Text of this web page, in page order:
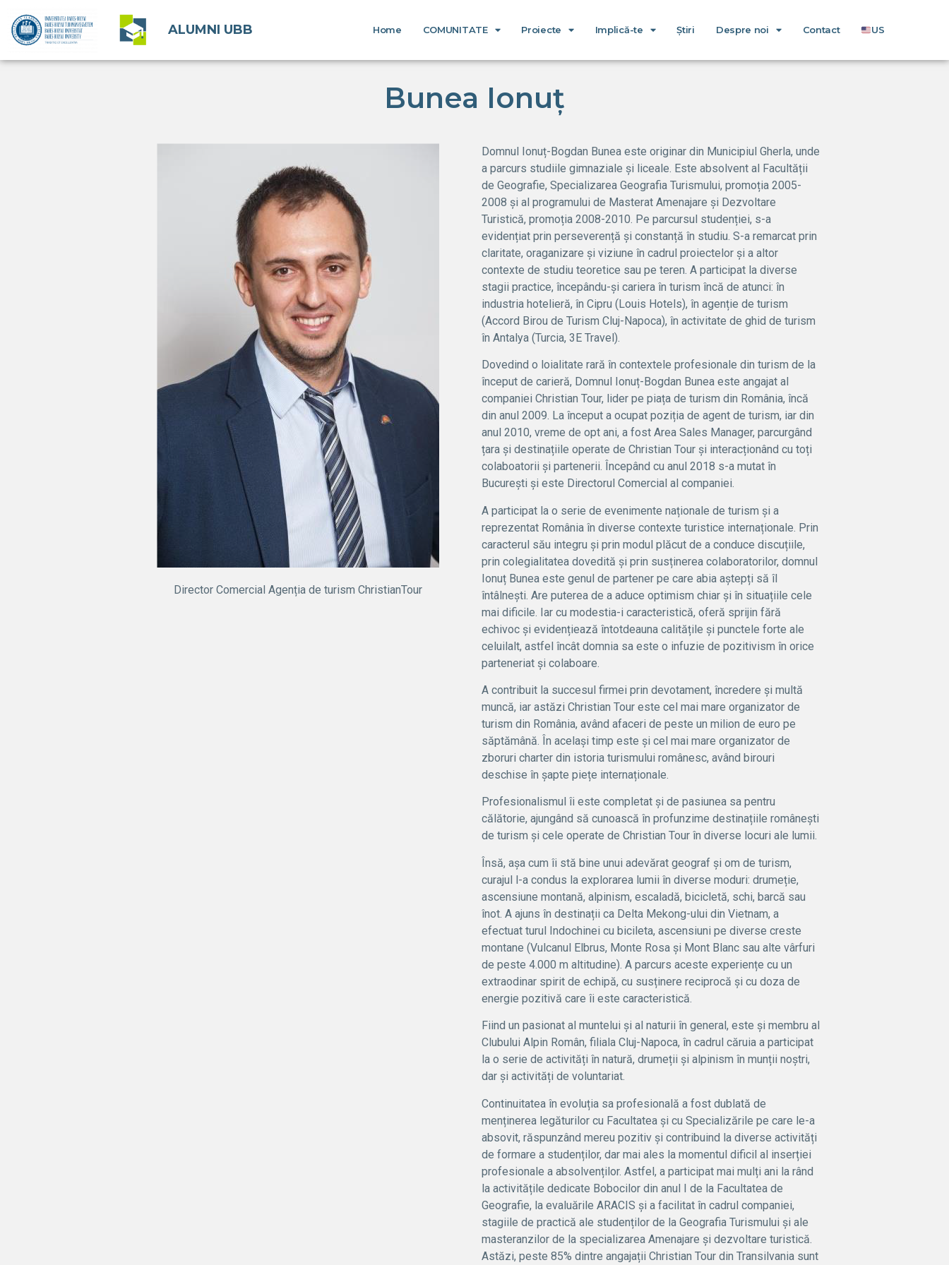
ALUMNI UBB Home COMUNITATE Proiecte Implică-te Știri Despre noi Contact US
Bunea Ionuț
Director Comercial Agenția de turism ChristianTour
Domnul Ionuț-Bogdan Bunea este originar din Municipiul Gherla, unde
a parcurs studiile gimnaziale și liceale. Este absolvent al Facultății
de Geografie, Specializarea Geografia Turismului, promoția 2005-
2008 și al programului de Masterat Amenajare și Dezvoltare
Turistică, promoția 2008-2010. Pe parcursul studenției, s-a
evidențiat prin perseverență și constanță în studiu. S-a remarcat prin
claritate, oraganizare și viziune în cadrul proiectelor și a altor
contexte de studiu teoretice sau pe teren. A participat la diverse
stagii practice, începându-și cariera în turism încă de atunci: în
industria hotelieră, în Cipru (Louis Hotels), în agenție de turism
(Accord Birou de Turism Cluj-Napoca), în activitate de ghid de turism
în Antalya (Turcia, 3E Travel).
Dovedind o loialitate rară în contextele profesionale din turism de la
început de carieră, Domnul Ionuț-Bogdan Bunea este angajat al
companiei Christian Tour, lider pe piața de turism din România, încă
din anul 2009. La început a ocupat poziția de agent de turism, iar din
anul 2010, vreme de opt ani, a fost Area Sales Manager, parcurgând
țara și destinațiile operate de Christian Tour și interacționând cu toți
colaboatorii și partenerii. Începând cu anul 2018 s-a mutat în
București și este Directorul Comercial al companiei.
A participat la o serie de evenimente naționale de turism și a
reprezentat România în diverse contexte turistice internaționale. Prin
caracterul său integru și prin modul plăcut de a conduce discuțiile,
prin colegialitatea dovedită și prin susținerea colaboratorilor, domnul
Ionuț Bunea este genul de partener pe care abia aștepți să îl
întâlnești. Are puterea de a aduce optimism chiar și în situațiile cele
mai dificile. Iar cu modestia-i caracteristică, oferă sprijin fără
echivoc și evidențiează întotdeauna calitățile și punctele forte ale
celuilalt, astfel încât domnia sa este o infuzie de pozitivism în orice
parteneriat și colaboare.
A contribuit la succesul firmei prin devotament, încredere și multă
muncă, iar astăzi Christian Tour este cel mai mare organizator de
turism din România, având afaceri de peste un milion de euro pe
săptămână. În același timp este și cel mai mare organizator de
zboruri charter din istoria turismului românesc, având birouri
deschise în șapte piețe internaționale.
Profesionalismul îi este completat și de pasiunea sa pentru
călătorie, ajungând să cunoască în profunzime destinațiile românești
de turism și cele operate de Christian Tour în diverse locuri ale lumii.
Însă, așa cum îi stă bine unui adevărat geograf și om de turism,
curajul l-a condus la explorarea lumii în diverse moduri: drumeție,
ascensiune montană, alpinism, escaladă, bicicletă, schi, barcă sau
înot. A ajuns în destinații ca Delta Mekong-ului din Vietnam, a
efectuat turul Indochinei cu bicileta, ascensiuni pe diverse creste
montane (Vulcanul Elbrus, Monte Rosa și Mont Blanc sau alte vârfuri
de peste 4.000 m altitudine). A parcurs aceste experiențe cu un
extraodinar spirit de echipă, cu susținere reciprocă și cu doza de
energie pozitivă care îi este caracteristică.
Fiind un pasionat al muntelui și al naturii în general, este și membru al
Clubului Alpin Român, filiala Cluj-Napoca, în cadrul căruia a participat
la o serie de activități în natură, drumeții și alpinism în munții noștri,
dar și activități de voluntariat.
Continuitatea în evoluția sa profesională a fost dublată de
menținerea legăturilor cu Facultatea și cu Specializările pe care le-a
absovit, răspunzând mereu pozitiv și contribuind la diverse activități
de formare a studenților, dar mai ales la momentul dificil al inserției
profesionale a absolvenților. Astfel, a participat mai mulți ani la rând
la activitățile dedicate Bobocilor din anul I de la Facultatea de
Geografie, la evaluările ARACIS și a facilitat în cadrul companiei,
stagiile de practică ale studenților de la Geografia Turismului și ale
masteranzilor de la specializarea Amenajare și dezvoltare turistică.
Astăzi, peste 85% dintre angajații Christian Tour din Transilvania sunt